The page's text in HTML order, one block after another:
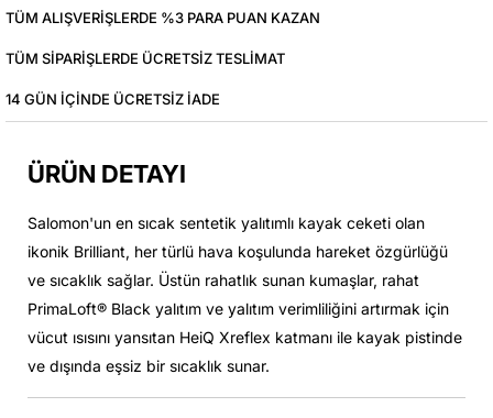
TÜM ALIŞVERIŞLERDE %3 PARA PUAN KAZAN
TÜM SIPARIŞLERDE ÜCRETSIZ TESLIMAT
14 GÜN IÇINDE ÜCRETSIZ IADE
ÜRÜN DETAYI
Salomon'un en sıcak sentetik yalıtımlı kayak ceketi olan
ikonik Brilliant, her türlü hava koşulunda hareket özgürlüğü
ve sıcaklık sağlar. Üstün rahatlık sunan kumaşlar, rahat
PrimaLoft® Black yalıtım ve yalıtım verimliliğini artırmak için
vücut ısısını yansıtan HeiQ Xreflex katmanı ile kayak pistinde
ve dışında eşsiz bir sıcaklık sunar.